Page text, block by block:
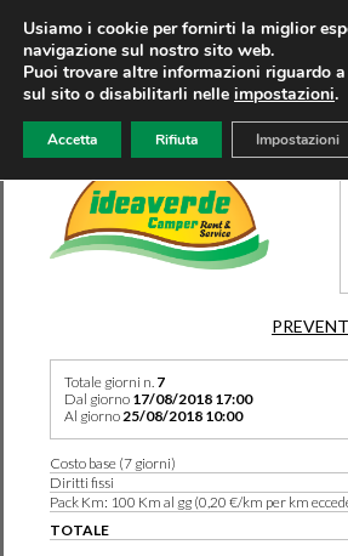
Totale giorni n. 7
Dal giorno 17/08/2018 17:00
Al giorno25/08/2018 10:00
Costo base (7 giorni)
Diritti fissi
Pack Km: 100 Km al gg (0,20 €/km per km
TOTALE
Usiamo i cookie per fornirti la miglior
navigazione sul nostro sito web.
Puoi trovare altre informazioni riguardo
sul sito o disabilitarli nelle impostazioni.
Accetta Rifiuta Impostazioni